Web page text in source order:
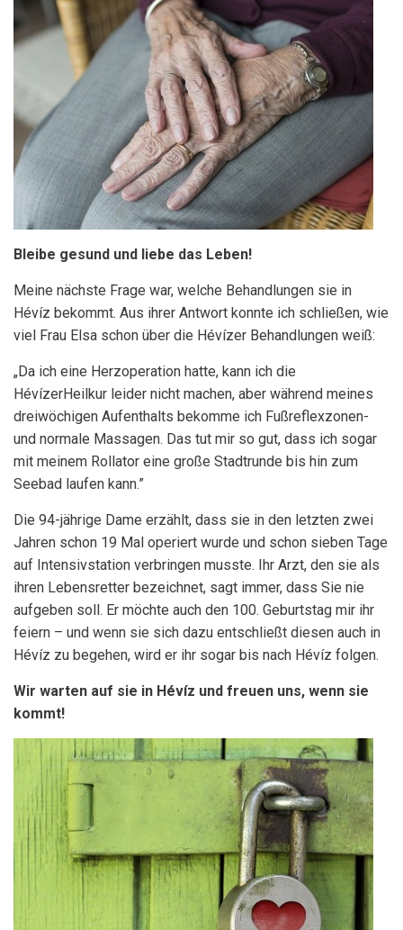
Bleibe gesund und liebe das Leben!
Meine nächste Frage war, welche Behandlungen sie in
Hévíz bekommt. Aus ihrer Antwort konnte ich schließen, wie
viel Frau Elsa schon über die Hévízer Behandlungen weiß:
„Da ich eine Herzoperation hatte, kann ich die
HévízerHeilkur leider nicht machen, aber während meines
dreiwöchigen Aufenthalts bekomme ich Fußreflexzonen-
und normale Massagen. Das tut mir so gut, dass ich sogar
mit meinem Rollator eine große Stadtrunde bis hin zum
Seebad laufen kann.”
Die 94-jährige Dame erzählt, dass sie in den letzten zwei
Jahren schon 19 Mal operiert wurde und schon sieben Tage
auf Intensivstation verbringen musste. Ihr Arzt, den sie als
ihren Lebensretter bezeichnet, sagt immer, dass Sie nie
aufgeben soll. Er möchte auch den 100. Geburtstag mir ihr
feiern – und wenn sie sich dazu entschließt diesen auch in
Hévíz zu begehen, wird er ihr sogar bis nach Hévíz folgen.
Wir warten auf sie in Hévíz und freuen uns, wenn sie
kommt!